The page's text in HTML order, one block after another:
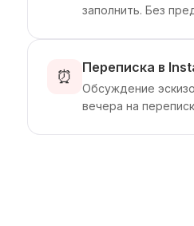
заполнить. Без
⏰ Переписка в
Обсуждение
вечера на